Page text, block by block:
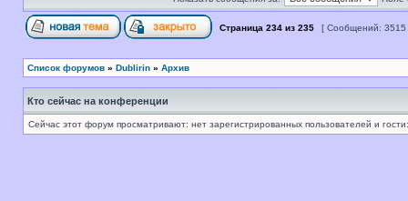
Страница 234 из 235 [ Сообщений:
Список форумов » Dublirin » Архив
Кто сейчас на конференции
Сейчас этот форум просматривают: нет зарегистрированных пользователей и